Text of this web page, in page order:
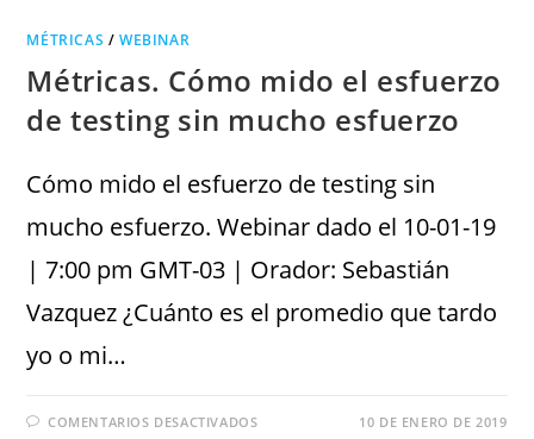
MÉTRICAS /WEBINAR
Métricas. Cómo mido el esfuerzo
de testing sin mucho esfuerzo
Cómo mido el esfuerzo de testing sin
mucho esfuerzo. Webinar dado el 10-01-19
| 7:00 pm GMT-03 | Orador: Sebastián
Vazquez ¿Cuánto es el promedio que tardo
yo o mi…
COMENTARIOS DESACTIVADOS 10 DE ENERO DE 2019